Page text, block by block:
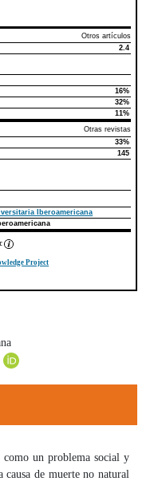
Otros artículos
2.4
16%
32%
11%
Otras revistas
33%
145
Iberoamericana
Project
como un problema social y
de muerte no natural